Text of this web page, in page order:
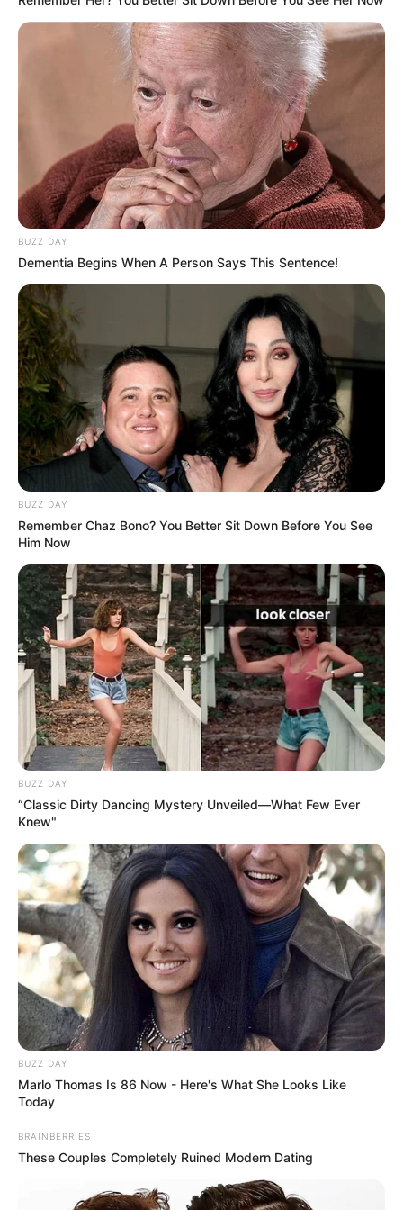
Quermania folgen: Impressum & Kontakt
Smartphone Startseite
Suchen:
Auf einigen Seiten dieses Projektes sind Affiliate-
Angebote integriert. Wenn etwas darüber gebucht oder
gekauft wird, ist das eine Unterstützung, ohne dass sich
dadurch der Preis ändert.
BUZZ DAY
Dementia Begins When A Person Says This Sentence!
BUZZ DAY
Remember Chaz Bono? You Better Sit Down Before You See
Him Now
BUZZ DAY
“Classic Dirty Dancing Mystery Unveiled—What Few Ever
Knew"
BUZZ DAY
Marlo Thomas Is 86 Now - Here's What She Looks Like
Today
BRAINBERRIES
These Couples Completely Ruined Modern Dating